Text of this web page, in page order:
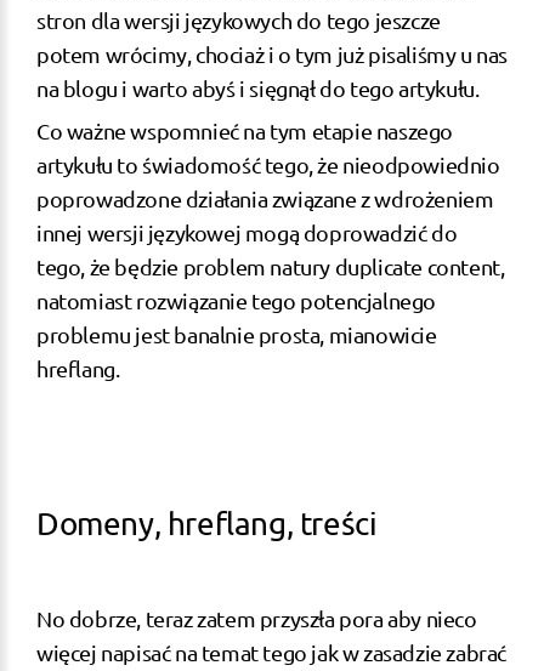
stron dla wersji językowych do tego jeszcze
potem wrócimy, chociaż i o tym już pisaliśmy u nas
na blogu i warto abyś i sięgnął do tego artykułu.
Co ważne wspomnieć na tym etapie naszego
artykułu to świadomość tego, że nieodpowiednio
poprowadzone działania związane z wdrożeniem
innej wersji językowej mogą doprowadzić do
tego, że będzie problem natury duplicate content,
natomiast rozwiązanie tego potencjalnego
problemu jest banalnie prosta, mianowicie
hreflang.
Domeny, hreflang, treści
No dobrze, teraz zatem przyszła pora aby nieco
więcej napisać na temat tego jak w zasadzie zabrać